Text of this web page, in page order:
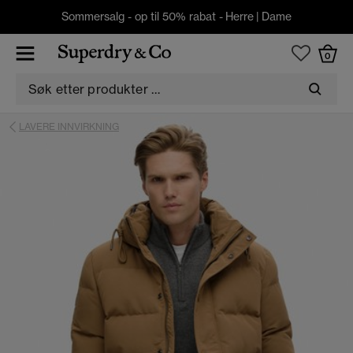
Sommersalg - op til 50% rabat - Herre | Dame
0
LAVERE INNVIRKNING